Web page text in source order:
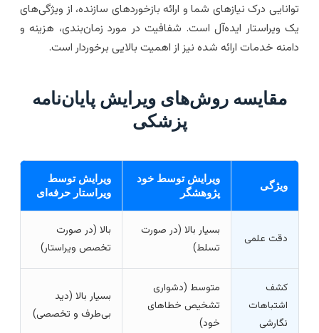
درک نیازهای شما و ارائه بازخوردهای سازنده، از ویژگی‌های
ویراستار ایده‌آل است. شفافیت در مورد زمان‌بندی، هزینه و
خدمات ارائه شده نیز از اهمیت بالایی برخوردار است.
مقایسه روش‌های ویرایش پایان‌نامه
پزشکی
ویژگی
ویرایش توسط خود
پژوهشگر
ویرایش توسط
ویراستار حرفه‌ای
دقت علمی
بسیار بالا (در صورت
تسلط)
بالا (در صورت
تخصص ویراستار)
اشتباهات
نگارشی
متوسط (دشواری
تشخیص خطاهای
بسیار بالا (دید
بی‌طرف و تخصصی)